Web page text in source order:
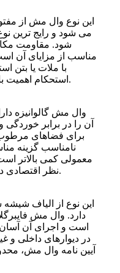
این نوع وال مش از
می شود و رایج ترین
شود. مقاومت
مناسب از مزایای آن
با ملات یا بتن
استحکام اهمیت بالایی دارد، کاربرد گسترده ای دارد.
وال مش گالوانیزه
آن را در برابر
برای فضاهای
نامناسب گزینه
معمولی کمی بالاتر
نظر اقتصادی در بلندمدت مقرون به صرفه است.
این نوع از الیاف
دارد. وال مش
است و اجرای آن آسان
در دیوارهای داخلی و
آیین نامه وال مش،